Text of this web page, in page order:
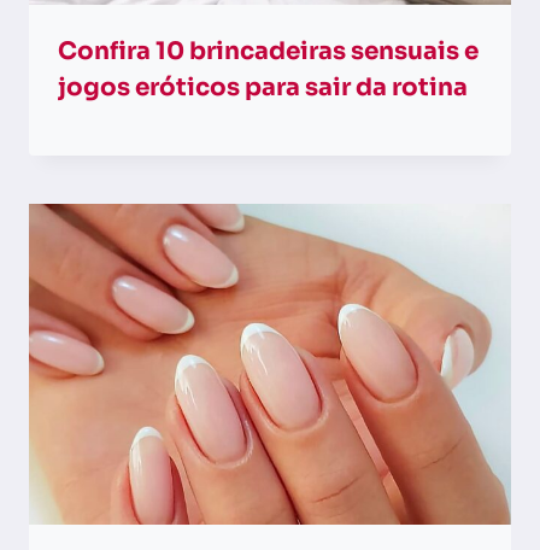
Confira 10 brincadeiras sensuais e
jogos eróticos para sair da rotina